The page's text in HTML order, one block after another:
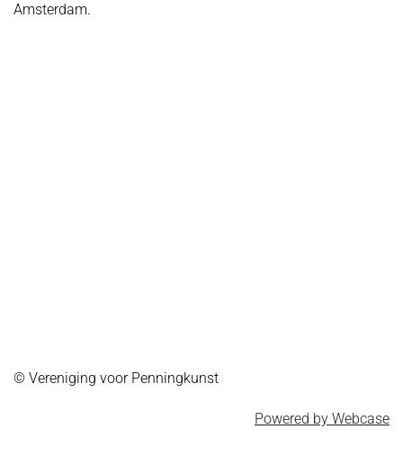
Amsterdam.
© Vereniging voor Penningkunst
Powered by Webcase